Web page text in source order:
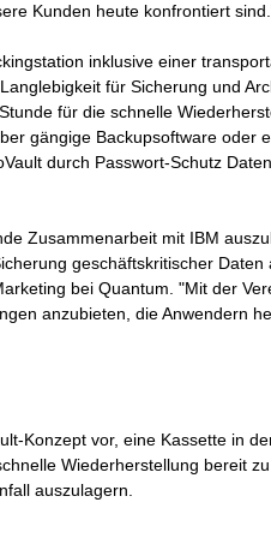
Kunden heute konfrontiert
inklusive einer
für Sicherung und
für die schnelle
gängige Backupsoftware oder
durch Passwort-Schutz
Zusammenarbeit mit IBM
geschäftskritischer Daten
bei Quantum. "Mit der
anzubieten, die Anwendern
Konzept vor, eine Kassette in
Wiederherstellung bereit
auszulagern.